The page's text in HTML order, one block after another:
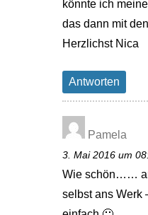
könnte ich
das dann mit
Herzlichst Nica
Antworten
Pamela
3. Mai 2016 um
Wie schön……
selbst ans Werk